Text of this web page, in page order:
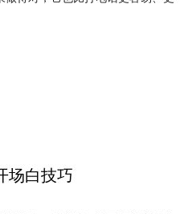
场白技巧